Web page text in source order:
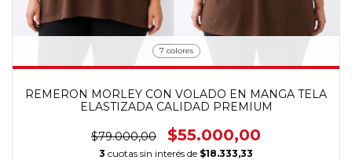
7 colores
REMERON MORLEY CON VOLADO EN MANGA TELA
ELASTIZADA CALIDAD PREMIUM
$79.000,00 $55.000,00
3 cuotas sin interés de $18.333,33